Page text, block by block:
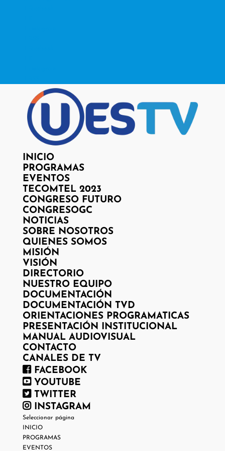
INICIO
PROGRAMAS
EVENTOS
TECOMTEL 2023
CONGRESO FUTURO
CONGRESOGC
NOTICIAS
SOBRE NOSOTROS
QUIENES SOMOS
MISIÓN
VISIÓN
DIRECTORIO
NUESTRO EQUIPO
DOCUMENTACIÓN
DOCUMENTACIÓN TVD
ORIENTACIONES PROGRAMATICAS
PRESENTACIÓN INSTITUCIONAL
MANUAL AUDIOVISUAL
CONTACTO
CANALES DE TV
FACEBOOK
YOUTUBE
TWITTER
INSTAGRAM
Seleccionar página
INICIO
PROGRAMAS
EVENTOS